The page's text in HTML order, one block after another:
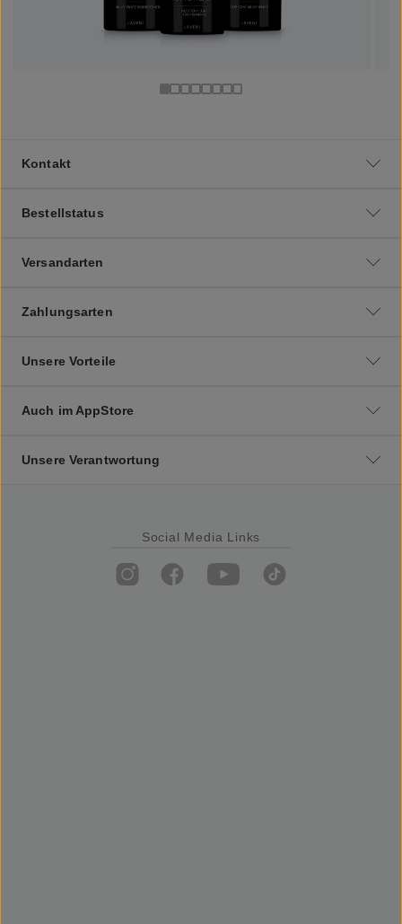
Kontakt
Bestellstatus
Versandarten
Zahlungsarten
Unsere Vorteile
Auch im AppStore
Unsere Verantwortung
Social Media Links